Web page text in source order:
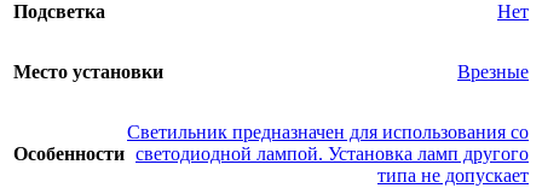
Подсветка Нет
Место установки Врезные
Особенности
Светильник предназначен для использования со
светодиодной лампой. Установка ламп другого
типа не допускает